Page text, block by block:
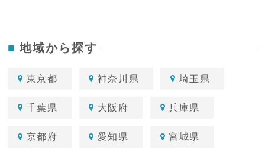
地域から探す
東京都 神奈川県 埼玉県
千葉県 大阪府 兵庫県
京都府 愛知県 宮城県